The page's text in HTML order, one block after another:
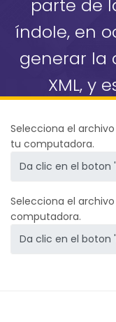
parte de
índole, en
generar la
XML, y
lo
Selecciona el
tu computadora.
Selecciona el
computadora.